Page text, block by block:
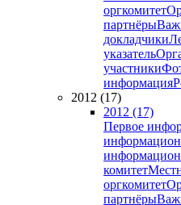
оргкомитет
партнёры
докладчики
указатель
участники
информация
2012 (17)
2012 (17)
Первое
комитет
оргкомитет
партнёры